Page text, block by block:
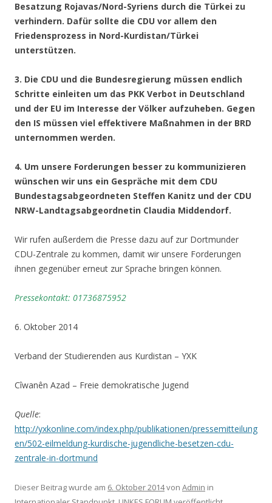
Besatzung Rojavas/Nord-Syriens durch die Türkei zu
verhindern. Dafür sollte die CDU vor allem den
Friedensprozess in Nord-Kurdistan/Türkei
unterstützen.
3. Die CDU und die Bundesregierung müssen endlich
Schritte einleiten um das PKK Verbot in Deutschland
und der EU im Interesse der Völker aufzuheben. Gegen
den IS müssen viel effektivere Maßnahmen in der BRD
unternommen werden.
4. Um unsere Forderungen besser zu kommunizieren
wünschen wir uns ein Gespräche mit dem CDU
Bundestagsabgeordneten Steffen Kanitz und der CDU
NRW-Landtagsabgeordnetin Claudia Middendorf.
Wir rufen außerdem die Presse dazu auf zur Dortmunder
CDU-Zentrale zu kommen, damit wir unsere Forderungen
ihnen gegenüber erneut zur Sprache bringen können.
Pressekontakt: 01736875952
6. Oktober 2014
Verband der Studierenden aus Kurdistan – YXK
Cîwanên Azad – Freie demokratische Jugend
Quelle:
http://yxkonline.com/index.php/publikationen/pressemitteilung
en/502-eilmeldung-kurdische-jugendliche-besetzen-cdu-
zentrale-in-dortmund
Dieser Beitrag wurde am 6. Oktober 2014von Admin in